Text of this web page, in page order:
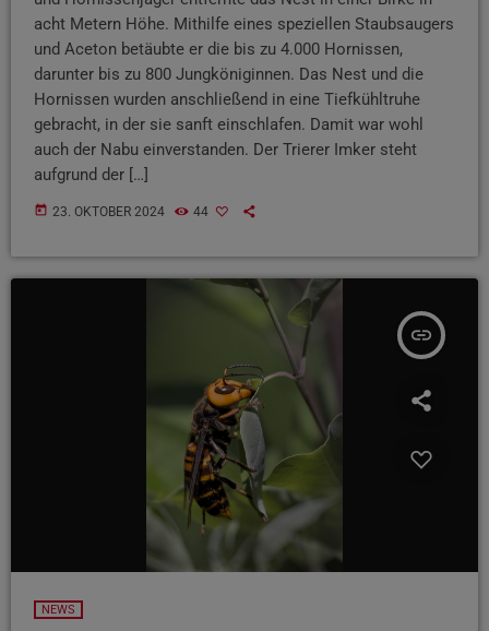
acht Metern Höhe. Mithilfe eines speziellen Staubsaugers
und Aceton betäubte er die bis zu 4.000 Hornissen,
darunter bis zu 800 Jungköniginnen. Das Nest und die
Hornissen wurden anschließend in eine Tiefkühltruhe
gebracht, in der sie sanft einschlafen. Damit war wohl
auch der Nabu einverstanden. Der Trierer Imker steht
aufgrund der […]
today 23. OKTOBER 2024 44
insert_link
NEWS